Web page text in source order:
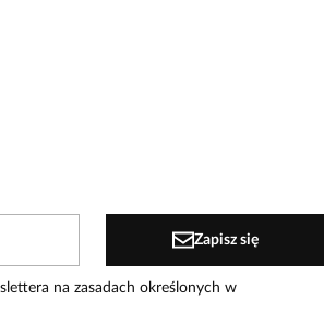
Zapisz się
na zasadach określonych w